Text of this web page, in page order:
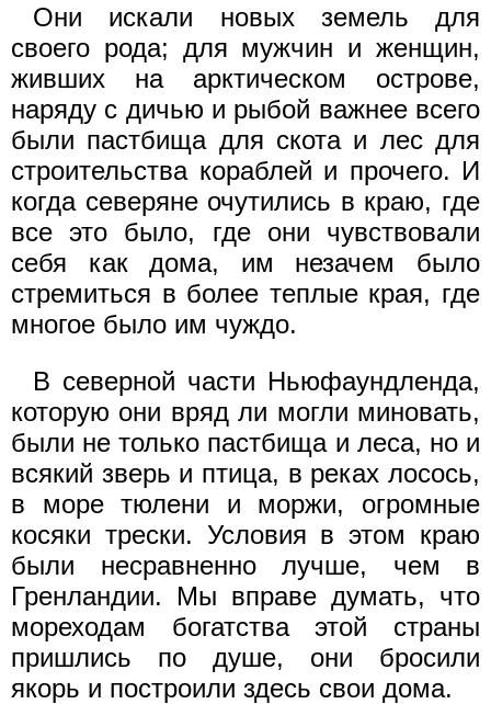
Они искали новых земель для
своего рода; для мужчин и женщин,
живших на арктическом острове,
наряду с дичью и рыбой важнее всего
были пастбища для скота и лес для
строительства кораблей и прочего. И
когда северяне очутились в краю, где
все это было, где они чувствовали
себя как дома, им незачем было
стремиться в более теплые края, где
многое было им чуждо.
В северной части Ньюфаундленда,
которую они вряд ли могли миновать,
были не только пастбища и леса, но и
всякий зверь и птица, в реках лосось,
в море тюлени и моржи, огромные
косяки трески. Условия в этом краю
были несравненно лучше, чем в
Гренландии. Мы вправе думать, что
мореходам богатства этой страны
пришлись по душе, они бросили
якорь и построили здесь свои дома.